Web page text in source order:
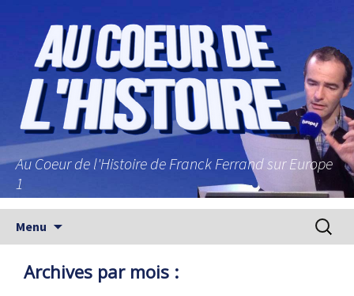
Au Coeur de l'Histoire de Franck Ferrand sur Europe
1
Menu
Archives par mois :